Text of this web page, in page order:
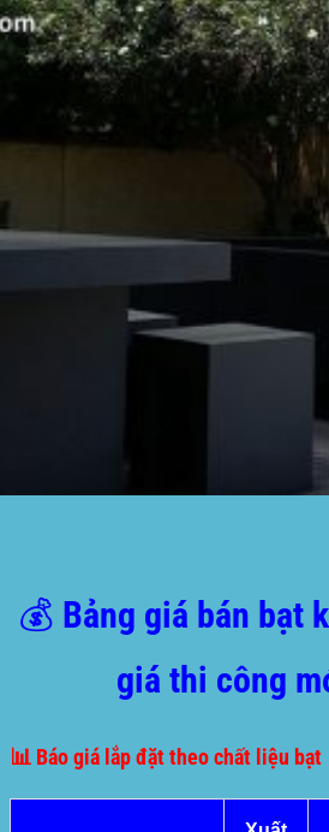
💰 Bảng giá bán bạt
giá thi công
📊 Báo giá lắp đặt theo chất liệu bạt